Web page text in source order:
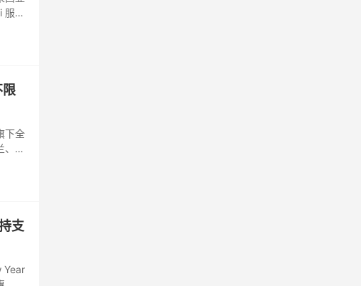
务
下全
瑞
支
Year